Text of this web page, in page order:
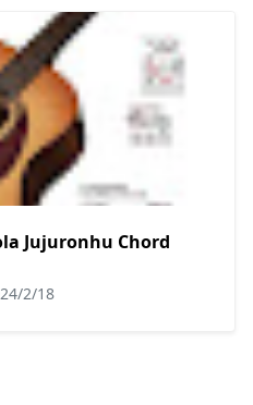
Jujuronhu Chord
2/18